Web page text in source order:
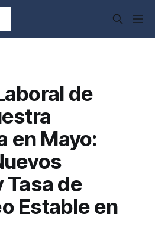
de
en Mayo:
Tasa de
Estable en